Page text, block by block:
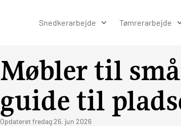
Snedkerarbejde Tømrerarbejde
Møbler til
guide til
Opdateretfredag 26. jun 2026